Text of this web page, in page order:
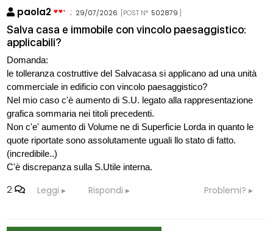
paola2 : 29/07/2026 [POST N° 502879 ]
Salva casa e immobile con vincolo paesaggistico:
applicabili?
Domanda:
le tolleranza costruttive del Salvacasa si applicano ad una unità
commerciale in edificio con vincolo paesaggistico?
Nel mio caso c'è aumento di S.U. legato alla rappresentazione
grafica sommaria nei titoli precedenti.
Non c'e' aumento di Volume ne di Superficie Lorda in quanto le
quote riportate sono assolutamente uguali llo stato di fatto.
(incredibile..)
C'è discrepanza sulla S.Utile interna.
2 Leggi Rispondi Problemi?